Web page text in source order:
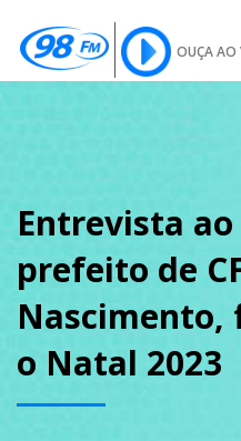
OUÇA AO
SOBRE
NOTÍCIAS
PODCAST
Entrevista
prefeito de
Nascimento,
o Natal 2023